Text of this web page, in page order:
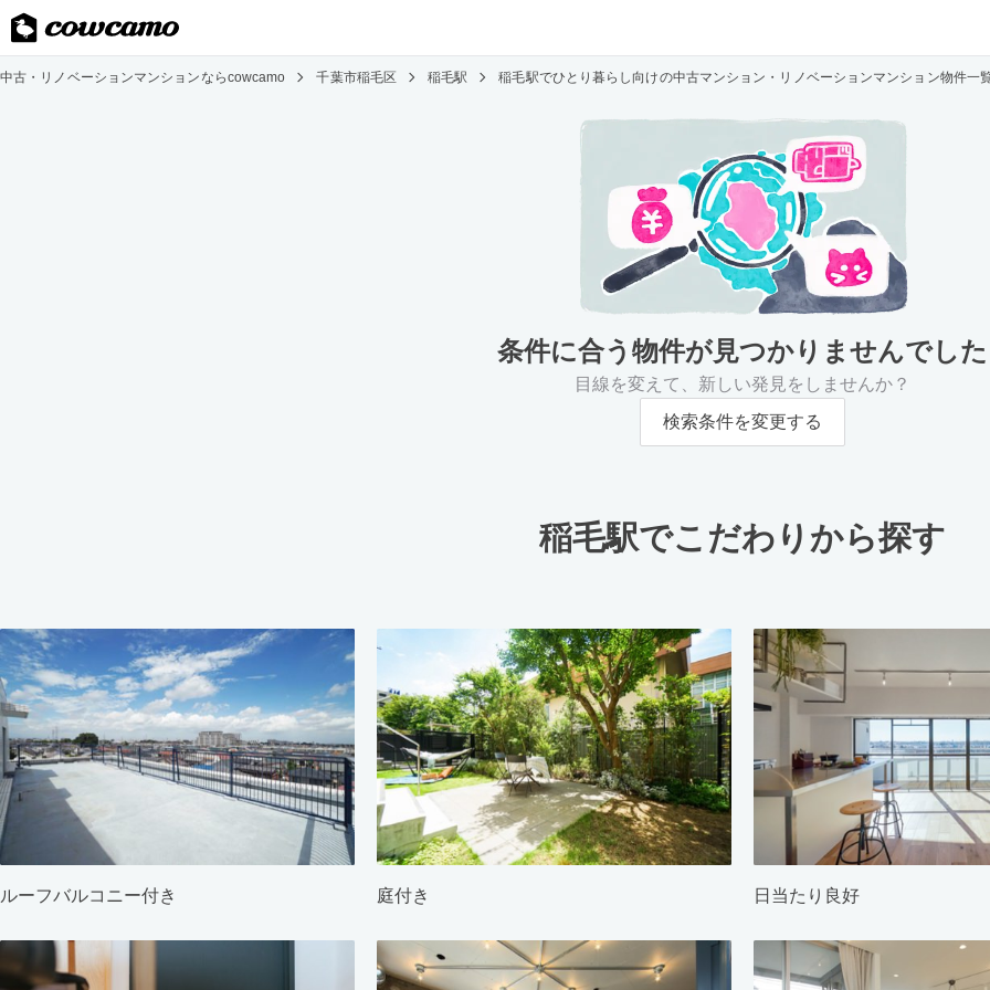
中古・リノベーションマンションならcowcamo 千葉市稲毛区 稲毛駅 稲毛駅でひとり暮らし向けの中古マンション・リノベーションマンション物件一
条件に合う物件が見つかりませんでした
目線を変えて、新しい発見をしませんか？
検索条件を変更する
稲毛駅でこだわりから探す
ルーフバルコニー付き 庭付き 日当たり良好